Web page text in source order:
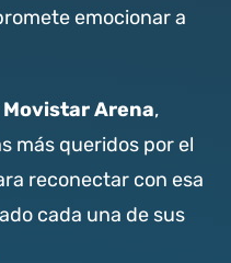
emocionar a
Arena,
más queridos por el
reconectar con esa
cada una de sus